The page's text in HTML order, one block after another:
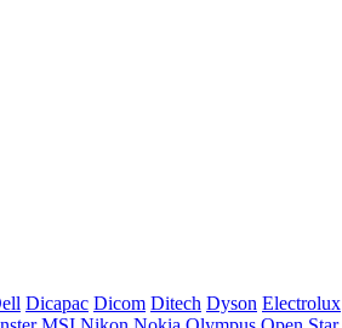
Dicapac Dicom Ditech Dyson Electrolux